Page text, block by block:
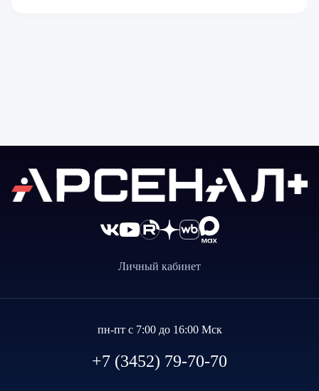
Личный кабинет
пн-пт с 7:00 до 16:00 Мск
+7 (3452) 79-70-70